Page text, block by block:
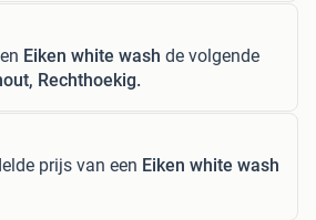
Eiken white wash de volgende
Rechthoekig.
prijs van een Eiken white wash